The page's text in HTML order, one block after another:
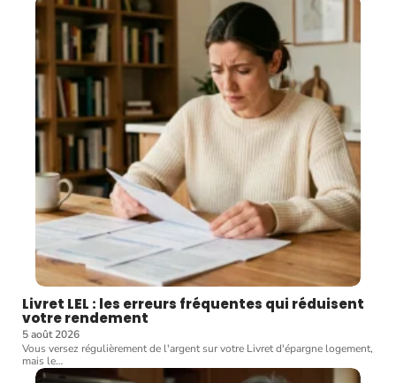
Livret LEL : les erreurs fréquentes qui réduisent
votre rendement
5 août 2026
Vous versez régulièrement de l'argent sur votre Livret d'épargne logement,
mais le…